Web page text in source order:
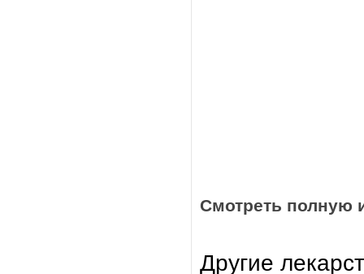
Смотреть полную
Другие